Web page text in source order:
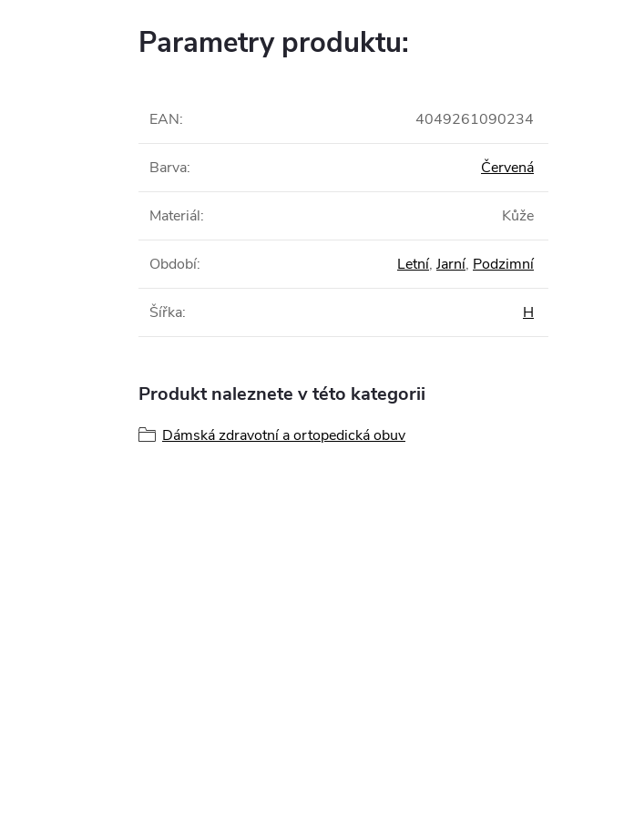
Parametry produktu:
EAN: 4049261090234
Barva: Červená
Materiál: Kůže
Období: Letní, Jarní, Podzimní
Šířka: H
Produkt naleznete v této kategorii
Dámská zdravotní a ortopedická obuv